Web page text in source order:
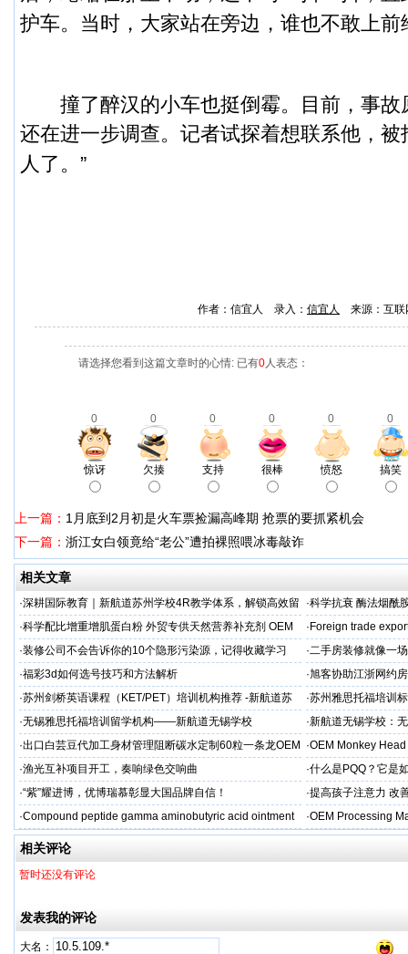
护车。当时，大家站在旁边，谁也不敢上
撞了醉汉的小车也挺倒霉。目前，事故
还在进一步调查。 记者试探着想联系他，被
人了。”
作者：信宜人 录入： 信宜人 来源：互
请选择您看到这篇文章时的心情: 已有0人表态：
0 0 0 0 0 0
惊讶 欠揍 支持 很棒 愤怒 搞笑
上一篇： 1月底到2月初是火车票捡漏高峰期 抢票的要抓紧机会
下一篇： 浙江女白领竟给“老公”遭拍裸照喂冰毒敲诈
相关文章
·深耕国际教育｜新航道苏州学校4R教学体系，解锁高效留
学备考之路
·科学抗衰 酶法烟酰
M/ODM定制
·科学配比增重增肌蛋白粉 外贸专供天然营养补充剂 OEM
源头定制
· Foreign trade
·装修公司不会告诉你的10个隐形污染源，记得收藏学习 ·二手房装修就像一
糟心！看完这篇再开
·福彩3d如何选号技巧和方法解析 ·旭客协助江浙网约
标杆
·苏州剑桥英语课程（KET/PET）培训机构推荐 -新航道苏
州学校
·苏州雅思托福培训
率领先
·无锡雅思托福培训留学机构——新航道无锡学校 ·新航道无锡学校：
·出口白芸豆代加工身材管理阻断碳水定制60粒一条龙OEM
贴牌
·OEM Monkey
aps
·渔光互补项目开工，奏响绿色交响曲 ·什么是PQQ？它是
·“紫”耀进博，优博瑞慕彰显大国品牌自信！ ·提高孩子注意力 改
·Compound peptide gamma aminobutyric acid ointment ·OEM Processing
相关评论
暂时还没有评论
发表我的评论
大名：